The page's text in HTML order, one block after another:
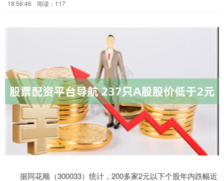
18:56:46
阅读：117
据同花顺（300033）统计，200多家2元以下个股年内跌幅近